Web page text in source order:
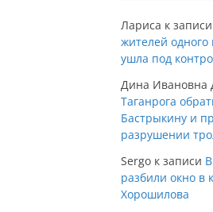
Лариса к записи
жителей одного
ушла под
Дина Ивановна
Таганрога
Бастрыкину и
разрушении
Sergo к записи
разбили окно в
Хорошилова